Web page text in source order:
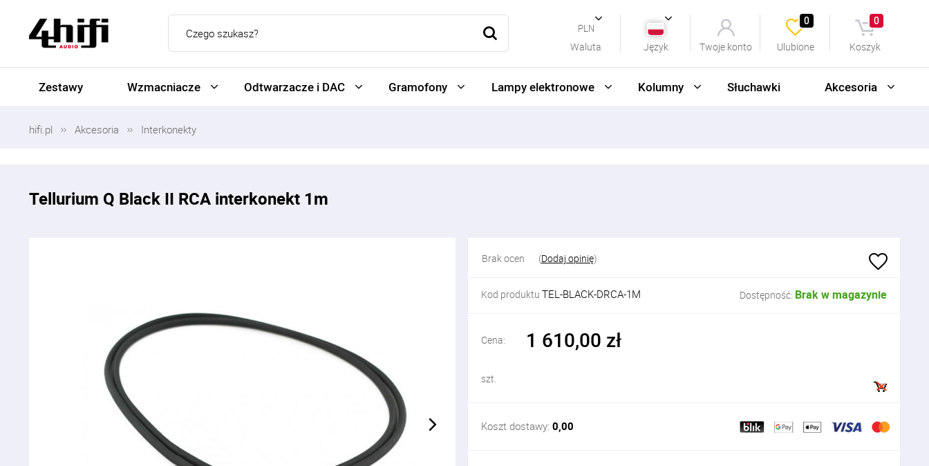
Waluta
PLN
Język Twoje konto Ulubione
0
Koszyk
0
Zestawy Wzmacniacze Odtwarzacze i DAC Gramofony Lampy elektronowe Kolumny Słuchawki Akcesoria
hifi.pl Akcesoria Interkonekty
Tellurium Q Black II RCA interkonekt 1m
Brak ocen (Dodaj opinię)
Kod produktu TEL-BLACK-DRCA-1M Dostępność: Brak w magazynie
Cena: 1 610,00 zł
szt.
Koszt dostawy: 0,00